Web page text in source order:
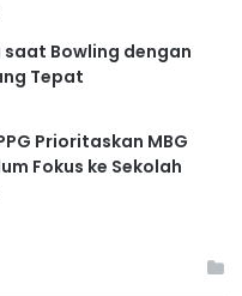
saat Bowling dengan
Tepat
Prioritaskan MBG
Fokus ke Sekolah